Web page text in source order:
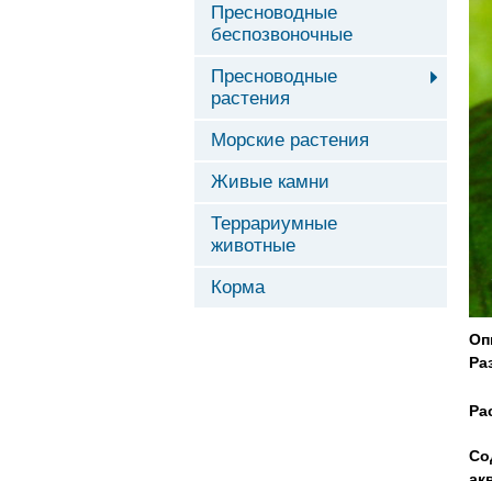
Пресноводные
беспозвоночные
Пресноводные
растения
Морские растения
Живые камни
Террариумные
животные
Корма